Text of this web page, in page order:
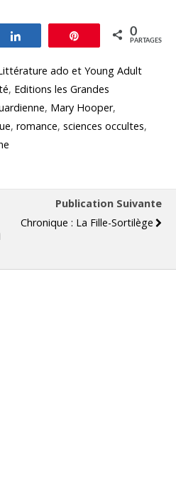
Épingle 0
PARTAGES
ado et Young Adult
, Editions les Grandes
, Mary Hooper,
, romance, sciences occultes,
Publication Suivante
Chronique : La Fille-Sortilège